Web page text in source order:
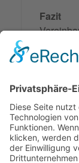
Fazit
bieten.